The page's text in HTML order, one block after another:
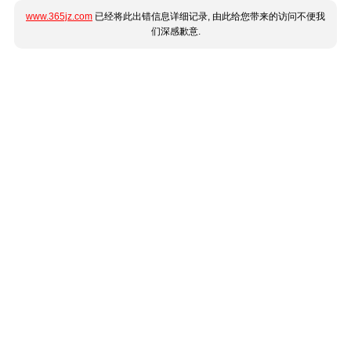
www.365jz.com 已经将此出错信息详细记录, 由此给您带来的访问不便我
们深感歉意.